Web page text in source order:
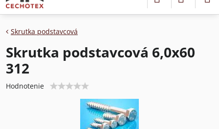
Skrutka podstavcová
Skrutka podstavcová 6,0x60
312
Hodnotenie